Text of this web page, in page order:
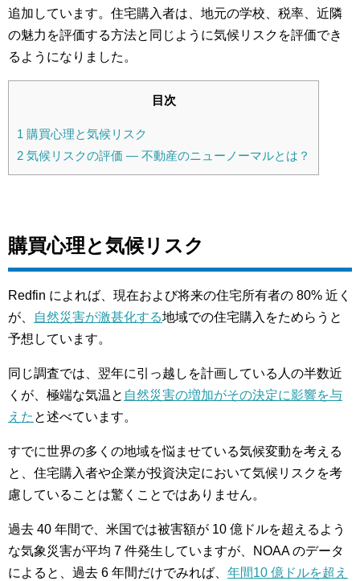
追加しています。住宅購入者は、地元の学校、税率、近隣
の魅力を評価する方法と同じように気候リスクを評価でき
るようになりました。
目次
1 購買心理と気候リスク
2 気候リスクの評価 — 不動産のニューノーマルとは？
購買心理と気候リスク
Redfin によれば、現在および将来の住宅所有者の 80% 近く
が、
自然災害が激甚化する地域での住宅購入をためらうと
予想しています。
同じ調査では、翌年に引っ越しを計画している人の半数近
くが、極端な気温と 自然災害の増加がその決定に影響を与
えた と述べています。
すでに世界の多くの地域を悩ませている気候変動を考える
と、住宅購入者や企業が投資決定において気候リスクを考
慮していることは驚くことではありません。
過去 40 年間で、米国では被害額が 10 億ドルを超えるよう
な気象災害が平均 7 件発生していますが、NOAA のデータ
によると、過去 6 年間だけでみれば、 年間10 億ドルを超え